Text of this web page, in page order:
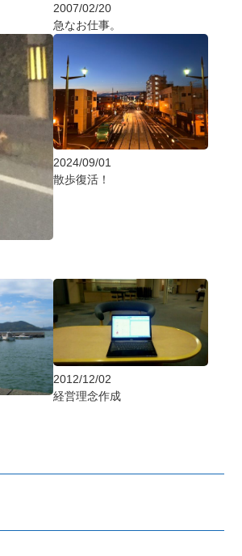
2007/02/20
急なお仕事。
2024/09/01
散歩復活！
2012/12/02
経営理念作成